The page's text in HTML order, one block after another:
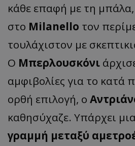
κάθε επαφή με τη
στο Milanello τον
τουλάχιστον με
Ο Μπερλουσκόνι
αμφιβολίες για το κατά
ορθή επιλογή, ο
καθησύχαζε. Υπάρχει
γραμμή μεταξύ